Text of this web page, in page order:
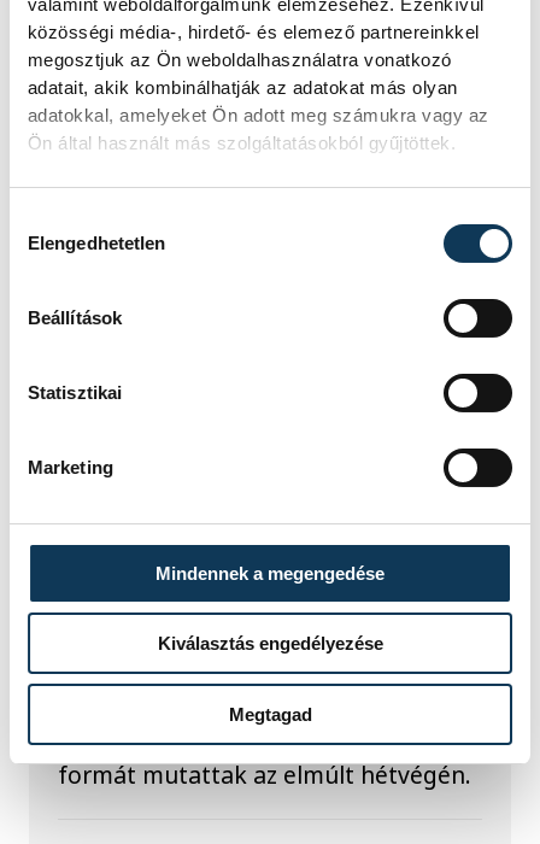
valamint weboldalforgalmunk elemzéséhez. Ezenkívül
közösségi média-, hirdető- és elemező partnereinkkel
megosztjuk az Ön weboldalhasználatra vonatkozó
adatait, akik kombinálhatják az adatokat más olyan
adatokkal, amelyeket Ön adott meg számukra vagy az
Ön által használt más szolgáltatásokból gyűjtöttek.
Elengedhetetlen
Beállítások
Statisztikai
Marketing
Mindennek a megengedése
Kiválasztás engedélyezése
Megtagad
a tudomány világát a
veszprémi gyerekek
Látványos kísérletek, kreatív
feladatok és sok-sok élmény várja a
gyerekeket a veszprémi Tinker
Marietta, a központ vezetője mutatja
megismerését.
SPORT
Súlyos sikerek küszöbén
Három VEDAC-os súlyemelő is
bekerült az Olimpiai Reménységek
Versenyére (ORV) készülő magyar
válogatottba, mindhárman remek
formát mutattak az elmúlt hétvégén.